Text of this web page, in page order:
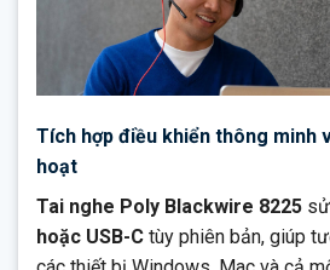
Tích hợp điều khiển thông minh
hoạt
Tai nghe Poly Blackwire 8225
hoặc USB-C tùy phiên bản, giúp